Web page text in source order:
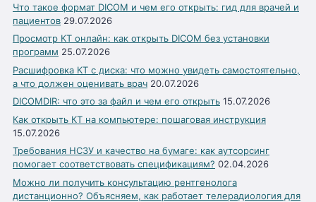
Что такое формат DICOM и чем его открыть: гид для врачей и
пациентов 29.07.2026
Просмотр КТ онлайн: как открыть DICOM без установки
программ 25.07.2026
Расшифровка КТ с диска: что можно увидеть самостоятельно,
а что должен оценивать врач 20.07.2026
DICOMDIR: что это за файл и чем его открыть 15.07.2026
Как открыть КТ на компьютере: пошаговая инструкция
15.07.2026
Требования НСЗУ и качество на бумаге: как аутсорсинг
помогает соответствовать спецификациям? 02.04.2026
Можно ли получить консультацию рентгенолога
дистанционно? Объясняем, как работает телерадиология для